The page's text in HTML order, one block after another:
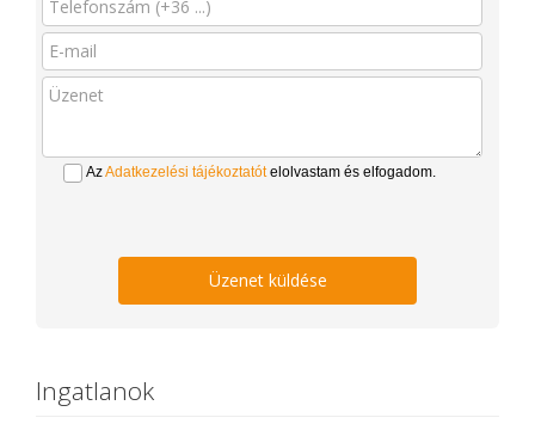
AzAdatkezelési tájékoztatótelolvastam és elfogadom.
Üzenet küldése
Ingatlanok